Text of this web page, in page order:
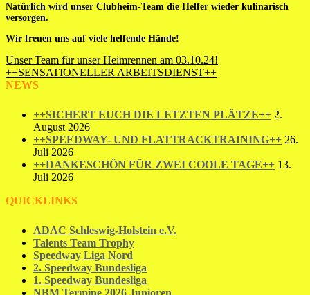
Natürlich wird unser Clubheim-Team die Helfer wieder kulinarisch
versorgen.
Wir freuen uns auf viele helfende Hände!
Beitragsnavigation
Unser Team für unser Heimrennen am 03.10.24!
++SENSATIONELLER ARBEITSDIENST++
NEWS
++SICHERT EUCH DIE LETZTEN PLÄTZE++ 2.
August 2026
++SPEEDWAY- UND FLATTRACKTRAINING++ 26.
Juli 2026
++DANKESCHÖN FÜR ZWEI COOLE TAGE++ 13.
Juli 2026
QUICKLINKS
ADAC Schleswig-Holstein e.V.
Talents Team Trophy
Speedway Liga Nord
2. Speedway Bundesliga
1. Speedway Bundesliga
NBM Termine 2026 Junioren